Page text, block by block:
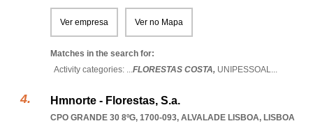
Ver empresa Ver no Mapa
Matches in the search for:
Activity categories: ...FLORESTAS COSTA, UNIPESSOAL...
Hmnorte - Florestas, S.a.
CPO GRANDE 30 8ºG, 1700-093, ALVALADE LISBOA, LISBOA